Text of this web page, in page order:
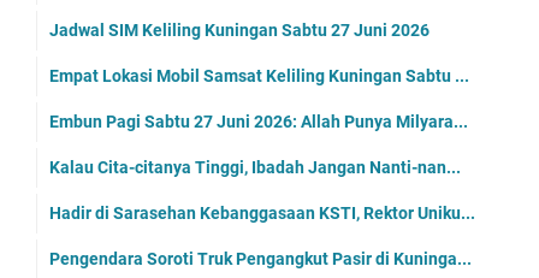
Jadwal SIM Keliling Kuningan Sabtu 27 Juni 2026
Empat Lokasi Mobil Samsat Keliling Kuningan Sabtu ...
Embun Pagi Sabtu 27 Juni 2026: Allah Punya Milyara...
Kalau Cita-citanya Tinggi, Ibadah Jangan Nanti-nan...
Hadir di Sarasehan Kebanggasaan KSTI, Rektor Uniku...
Pengendara Soroti Truk Pengangkut Pasir di Kuninga...